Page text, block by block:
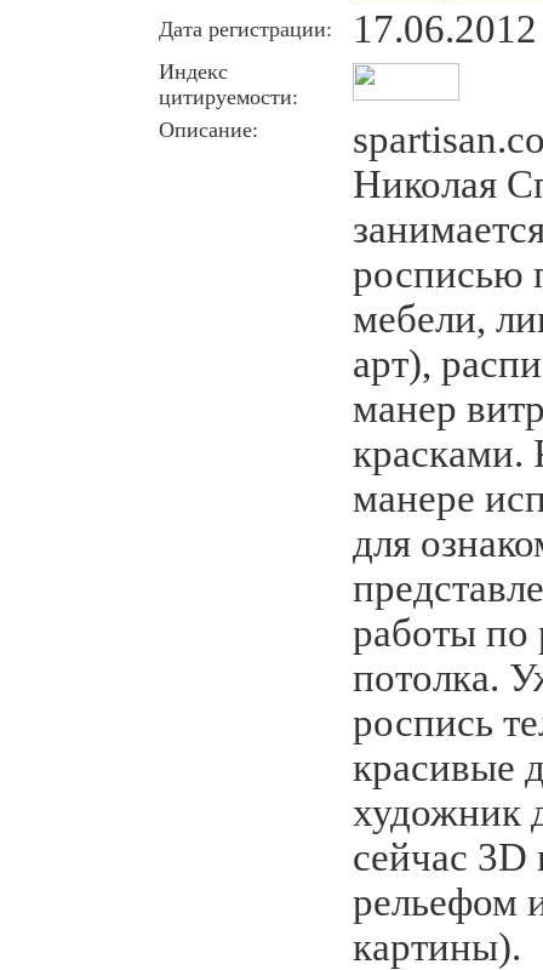
Дата регистрации: 17.06.2012
Индекс
цитируемости:
Описание:
Николая
росписью
мебели,
арт),
манер
красками.
манере
для
работы по
потолка.
роспись
красивые
художник
сейчас
рельефом
картины).